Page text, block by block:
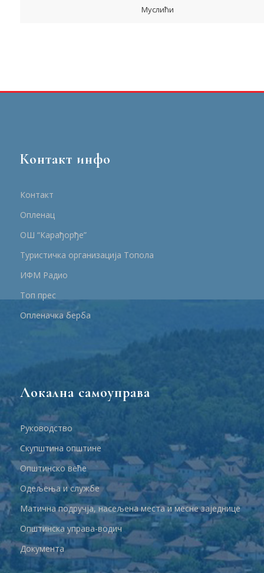
Муслићи
Контакт инфо
Контакт
Опленац
ОШ “Карађорђе”
Туристичка организација Топола
ИФМ Радио
Топ прес
Опленачка берба
Локална самоуправа
Руководство
Скупштина општине
Општинско веће
Одељења и службе
Матична подручја, насељена места и месне заједнице
Општинска управа-водич
Документа